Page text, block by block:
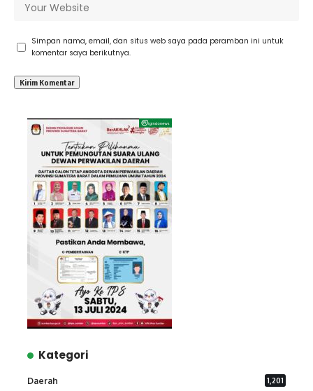
Simpan nama, email, dan situs web saya pada peramban ini untuk
komentar saya berikutnya.
Kategori
Daerah 1,201